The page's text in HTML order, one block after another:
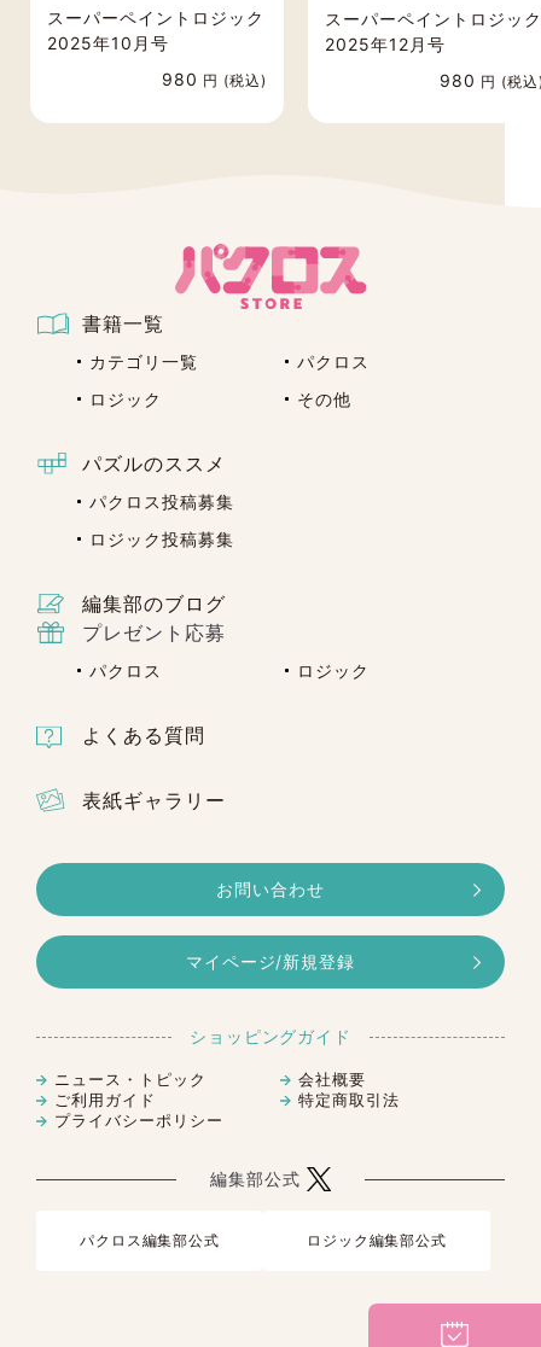
原則として行っておりません。
予めご了承ください。
ご連絡ください。
代引きの場合のみ、最初の1冊目がゆうパック
内容およびご入金確認メールは、
@epsilon.jp」より届きます。「sendonly@e
psilon.jp」からのメールを受信いただけます
様に、あらかじめドメイン設定を解除してい
ただくか、ドメイン『epsilon.jp』を 受信リ
げます。
下記のような設定をされている方は、当サイ
トからのメールを受信できない場合がござい
ます。
ご利用前に、あらかじめご自身のPC・
携帯電話およびスマートフォンのメール設定
URL付きメール規制の設定がされている
る
「sendonly@epsilon.jp」のアドレス指定受
購入時の初期設定の時点で上記の設定がされ
ている場合があります。
ご自身で制限の設定をされていなくても、事
利用前に必ずメール受信設定のご確認をお願
いいたします。
が、何卒よろしくお願いいたします。
ご注文方法などご不明点がある場合は、サイ
ト内のお問合せフォームよりご連絡くださ
なおご回答させていただくまでに、お時間を
ご了承ください。
スーパーペイントロジック
2025年10月号
980 円 (税込)
スーパーペイントロジック
2025年12月号
980 円 (税
書籍一覧
カテゴリ一覧
パクロス
ロジック
その他
パズルのススメ
パクロス投稿募集
ロジック投稿募集
編集部のブログ
プレゼント応募
パクロス ロジック
よくある質問
表紙ギャラリー
お問い合わせ
マイページ/新規登録
ショッピングガイド
ニュース・トピック
会社概要
ご利用ガイド
特定商取引法
プライバシーポリシー
編集部公式
パクロス編集部公式 ロジック編集部公式